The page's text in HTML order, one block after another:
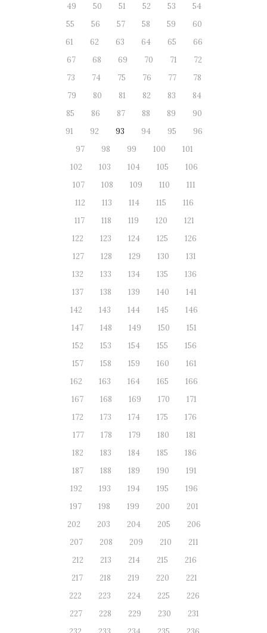
49
50 51 52 53
54
55
56 57 58 59
60
61
62 63 64 65
66
67
68 69 70 71
72
73
74 75 76 77
78
79
80 81 82 83
84
85
86 87 88 89
90
91
92 93 94 95
96
97
98 99 100
101
102
103 104 105
106
107
108 109 110
111
112
113 114 115
116
117
118 119 120
121
122
123 124 125
126
127
128 129 130
131
132
133 134 135
136
137
138 139 140
141
142
143 144 145
146
147
148 149 150
151
152
153 154 155
156
157
158 159 160
161
162
163 164 165
166
167
168 169 170
171
172
173 174 175
176
177
178 179 180
181
182
183 184 185
186
187
188 189 190
191
192
193 194 195
196
197
198 199 200
201
202
203 204 205
206
207
208 209 210
211
212
213 214 215
216
217
218 219 220
221
222
223 224 225
226
227
228 229 230
231